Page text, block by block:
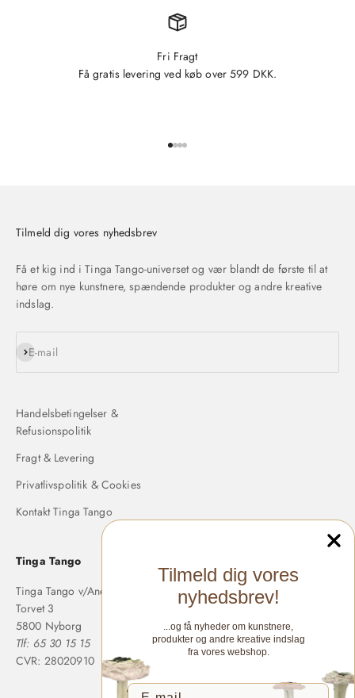
Fri Fragt
Få gratis levering ved køb over 599 DKK.
Gå til element 1
Gå til element 2
Gå til element 3
Gå til element 4
Tilmeld dig vores nyhedsbrev
Få et kig ind i Tinga Tango-universet og vær blandt de første til at
høre om nye kunstnere, spændende produkter og andre kreative
indslag.
E-mail
Abonnér
Handelsbetingelser &
Refusionspolitik
Fragt & Levering
Privatlivspolitik & Cookies
Kontakt Tinga Tango
Tinga Tango
Tinga Tango v/Anette Langholm
Torvet 3
5800 Nyborg
Tlf: 65 30 15 15
CVR: 28020910
Tilmeld dig vores
nyhedsbrev!
...og få nyheder om kunstnere,
produkter og andre kreative indslag
fra vores webshop.